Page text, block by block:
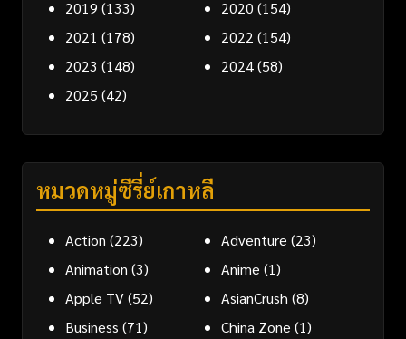
2019 (133) 2020 (154)
2021 (178) 2022 (154)
2023 (148) 2024(58)
2025 (42)
หมวดหมู่ซีรี่ย์เกาหลี
Action (223) Adventure (23)
Animation (3) Anime (1)
Apple TV(52) AsianCrush (8)
Business (71) China Zone (1)